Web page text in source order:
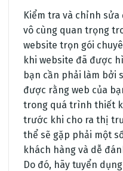
Kiểm tra và chỉnh
vô cùng quan trọng
website trọn gói
khi website đã được
bạn cần phải làm bởi
được rằng web của
trong quá trình thiết
trước khi cho ra thị
thể sẽ gặp phải một
khách hàng và dễ
Do đó, hãy tuyển